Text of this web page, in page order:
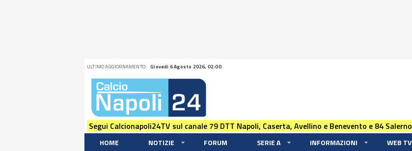
ULTIMO AGGIORNAMENTO: Giovedi 6 Agosto 2026, 02:00
Segui Calcionapoli24TV sul canale 79 DTT Napoli, Caserta, Avellino e Benevento e 84 Salerno
HOME NOTIZIE FORUM SERIE A INFORMAZIONI WEB TV